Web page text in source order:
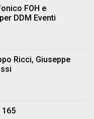
FOH e
DDM Eventi
Ricci, Giuseppe
165